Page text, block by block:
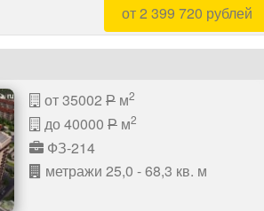
от 2 399 720 рублей
от 35002 P м2
до 40000 P м2
ФЗ-214
метражи 25,0 - 68,3 кв. м